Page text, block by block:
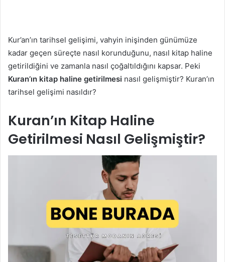
Kur’an’ın tarihsel gelişimi, vahyin inişinden günümüze
kadar geçen süreçte nasıl korunduğunu, nasıl kitap haline
getirildiğini ve zamanla nasıl çoğaltıldığını kapsar. Peki
Kuran’ın kitap haline getirilmesi nasıl gelişmiştir? Kuran’ın
tarihsel gelişimi nasıldır?
Kuran’ın Kitap Haline
Getirilmesi Nasıl Gelişmiştir?